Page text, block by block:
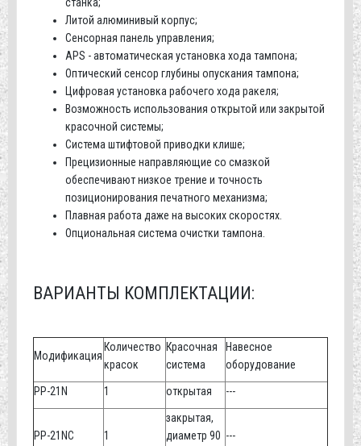
станка;
Литой алюминивый корпус;
Сенсорная панель управления;
APS - автоматическая установка хода тампона;
Оптический сенсор глубины опускания тампона;
Цифровая установка рабочего хода ракеля;
Возможность использования открытой или закрытой
красочной системы;
Система штифтовой приводки клише;
Прецизионные направляющие со смазкой
обеспечивают низкое трение и точность
позиционирования печатного механизма;
Плавная работа даже на высоких скоростях.
Опциональная система очистки тампона.
ВАРИАНТЫ КОМПЛЕКТАЦИИ:
Модификация
Количество
красок
Красочная
система
Навесное
оборудование
PP-21N 1 открытая ---
PP-21NC 1
закрытая,
диаметр 90 ---